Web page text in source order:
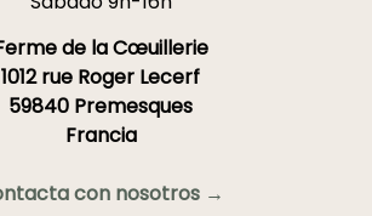
de la Cœuillerie
1012 rue Roger Lecerf
59840 Premesques
Francia
con nosotros →